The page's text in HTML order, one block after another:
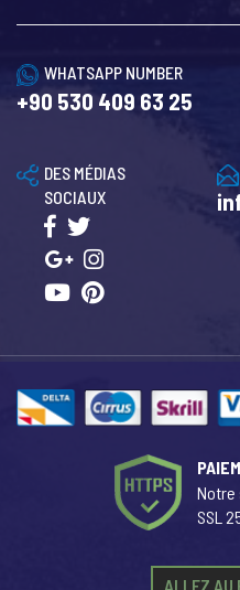
WHATSAPP NUMBER
+90 530 409 63 25
DES MÉDIAS
SOCIAUX
Notre
SSL
ALLEZ AU